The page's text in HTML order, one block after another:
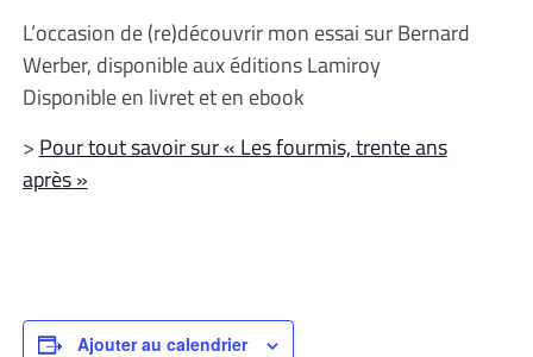
L’occasion de (re)découvrir mon essai sur Bernard
Werber, disponible aux éditions Lamiroy
Disponible en livret et en ebook
> Pour tout savoir sur « Les fourmis, trente ans
après »
Ajouter au calendrier